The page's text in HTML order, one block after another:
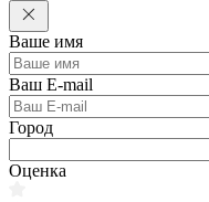
Ваше имя
Ваш E-mail
Город
Оценка